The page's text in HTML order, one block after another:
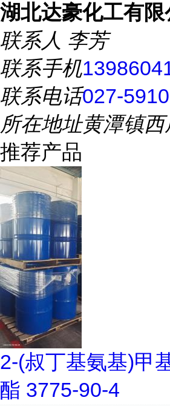
湖北达豪化工有限
联系人 李芳
联系手机
联系电话027-
所在地址黄潭镇
推荐产品
2-(叔丁基氨基)甲
酯 3775-90-4